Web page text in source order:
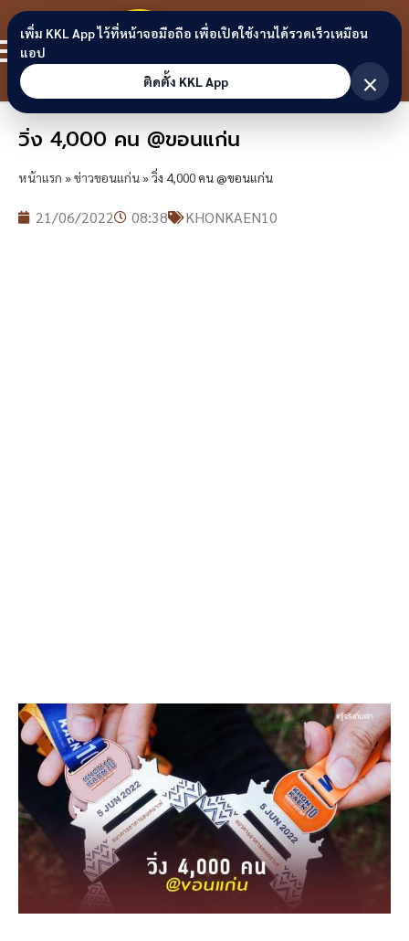
Skip to content
ขอนแก่น
ลิงก์
วิ่ง 4,000 คน @ขอนแก่น
หน้าแรก »ข่าวขอนแก่น»วิ่ง 4,000 คน @ขอนแก่น
21/06/2022 08:38 KHONKAEN10
เพิ่ม KKL App ไว้ที่หน้าจอมือถือ เพื่อเปิดใช้งานได้รวดเร็วเหมือน
แอป
ติดตั้ง KKL App
×